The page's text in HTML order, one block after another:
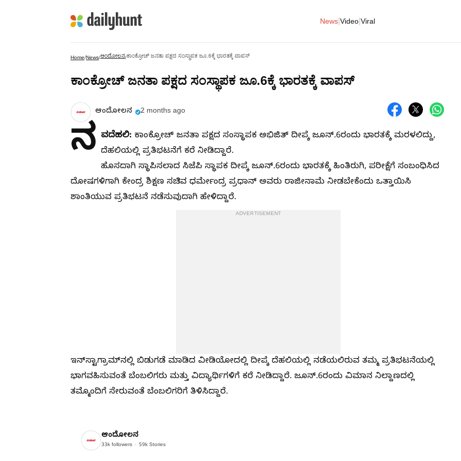
News Video Viral
Home/News/ಆಂದೋಲನ/ಕಾಂಕ್ರೋಚ್‌ ಜನತಾ ಪಕ್ಷದ ಸಂಸ್ಥಾಪಕ ಜೂ.6ಕ್ಕೆ ಭಾರತಕ್ಕೆ ವಾಪಸ್‌
ಕಾಂಕ್ರೋಚ್‌ ಜನತಾ ಪಕ್ಷದ ಸಂಸ್ಥಾಪಕ ಜೂ.6ಕ್ಕೆ ಭಾರತಕ್ಕೆ ವಾಪಸ್‌
ಆಂದೋಲನ 2 months ago
ನ ವದೆಹಲಿ: ಕಾಂಕ್ರೋಚ್‌ ಜನತಾ ಪಕ್ಷದ ಸಂಸ್ಥಾಪಕ ಅಭಿಜಿತ್‌ ದೀಪ್ಕೆ ಜೂನ್.‌6ರಂದು ಭಾರತಕ್ಕೆ ಮರಳಲಿದ್ದು,
ದೆಹಲಿಯಲ್ಲಿ ಪ್ರತಿಭಟನೆಗೆ ಕರೆ ನೀಡಿದ್ದಾರೆ.
ಹೊಸದಾಗಿ ಸ್ಥಾಪಿಸಲಾದ ಸಿಜೆಪಿ ಸ್ಥಾಪಕ ದೀಪ್ಕೆ ಜೂನ್.‌6ರಂದು ಭಾರತಕ್ಕೆ ಹಿಂತಿರುಗಿ, ಪರೀಕ್ಷೆಗೆ ಸಂಬಂಧಿಸಿದ
ದೋಷಗಳಿಗಾಗಿ ಕೇಂದ್ರ ಶಿಕ್ಷಣ ಸಚಿವ ಧರ್ಮೇಂದ್ರ ಪ್ರಧಾನ್‌ ಅವರು ರಾಜೀನಾಮೆ ನೀಡಬೇಕೆಂದು ಒತ್ತಾಯಿಸಿ
ಶಾಂತಿಯುವ ಪ್ರತಿಭಟನೆ ನಡೆಸುವುದಾಗಿ ಹೇಳಿದ್ದಾರೆ.
ADVERTISEMENT
ಇನ್‌ಸ್ಟಾಗ್ರಾಮ್‌ನಲ್ಲಿ ಬಿಡುಗಡೆ ಮಾಡಿದ ವೀಡಿಯೋದಲ್ಲಿ ದೀಪ್ಕೆ ದೆಹಲಿಯಲ್ಲಿ ನಡೆಯಲಿರುವ ತಮ್ಮ ಪ್ರತಿಭಟನೆಯಲ್ಲಿ
ಭಾಗವಹಿಸುವಂತೆ ಬೆಂಬಲಿಗರು ಮತ್ತು ವಿದ್ಯಾರ್ಥಿಗಳಿಗೆ ಕರೆ ನೀಡಿದ್ದಾರೆ. ಜೂನ್.‌6ರಂದು ವಿಮಾನ ನಿಲ್ದಾಣದಲ್ಲಿ
ತಮ್ಮೊಂದಿಗೆ ಸೇರುವಂತೆ ಬೆಂಬಲಿಗರಿಗೆ ತಿಳಿಸಿದ್ದಾರೆ.
ಆಂದೋಲನ
33k followers 59k Stories